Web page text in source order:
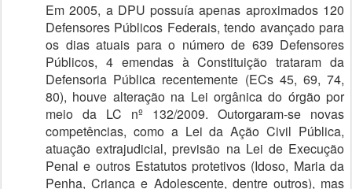
Em 2005, a DPU possuía apenas aproximados 120
Defensores Públicos Federais, tendo avançado para
os dias atuais para o número de 639 Defensores
Públicos, 4 emendas à Constituição trataram da
Defensoria Pública recentemente (ECs 45, 69, 74,
80), houve alteração na Lei orgânica do órgão por
meio da LC nº 132/2009. Outorgaram-se novas
competências, como a Lei da Ação Civil Pública,
atuação extrajudicial, previsão na Lei de Execução
Penal e outros Estatutos protetivos (Idoso, Maria da
Penha, Criança e Adolescente, dentre outros), mas